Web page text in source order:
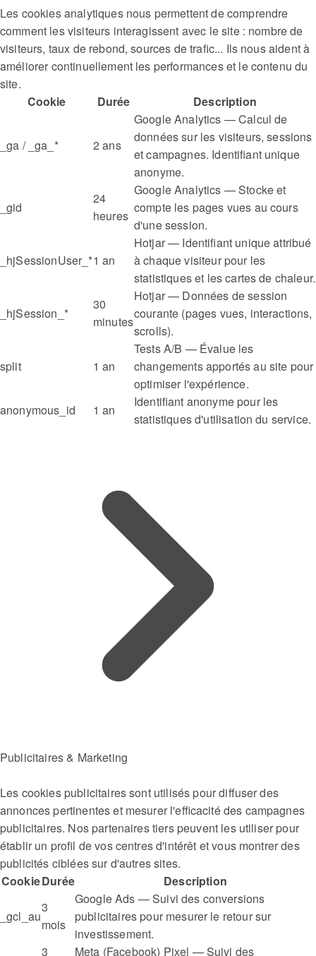
Les cookies analytiques nous permettent de comprendre
comment les visiteurs interagissent avec le site : nombre de
visiteurs, taux de rebond, sources de trafic... Ils nous aident à
améliorer continuellement les performances et le contenu du
site.
Cookie
Durée Description
_ga / _ga_* 2 ans
Google Analytics — Calcul de
données sur les visiteurs, sessions
et campagnes. Identifiant unique
anonyme.
_gid
24
heures
Google Analytics — Stocke et
compte les pages vues au cours
d'une session.
_hjSessionUser_*1 an
Hotjar — Identifiant unique attribué
à chaque visiteur pour les
statistiques et les cartes de chaleur.
_hjSession_*
30
minutes
Hotjar — Données de session
courante (pages vues, interactions,
scrolls).
split 1 an
Tests A/B — Évalue les
changements apportés au site pour
optimiser l'expérience.
anonymous_id
1 an
Identifiant anonyme pour les
statistiques d'utilisation du service.
Publicitaires & Marketing
Les cookies publicitaires sont utilisés pour diffuser des
annonces pertinentes et mesurer l'efficacité des campagnes
publicitaires. Nos partenaires tiers peuvent les utiliser pour
établir un profil de vos centres d'intérêt et vous montrer des
publicités ciblées sur d'autres sites.
CookieDurée Description
_gcl_au
3
mois
Google Ads — Suivi des conversions
publicitaires pour mesurer le retour sur
investissement.
3 Meta (Facebook) Pixel — Suivi des